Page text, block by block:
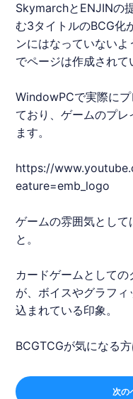
Skymarchと ENJINの
む3タイトルのBCG化
ンにはなっていないよ
でページは作成されて
WindowPCで実際に
ており、ゲームのプ
ます。
https://
eature=emb_logo
ゲームの雰囲気とし
と。
カードゲームとして
が、ボイスやグラフィ
込まれている印象。
BCGTCGが気になる
次の